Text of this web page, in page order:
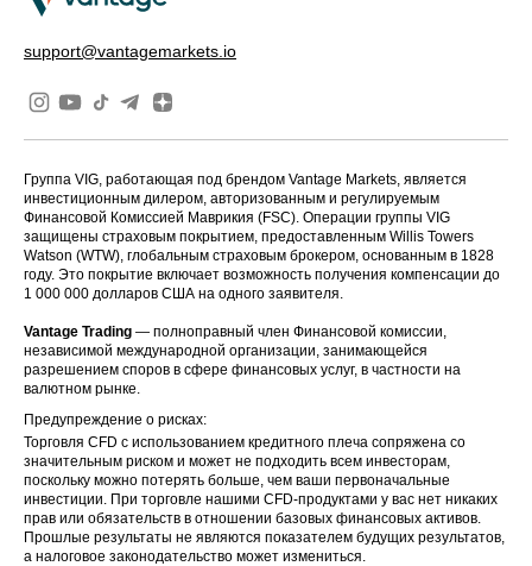
support@vantagemarkets.io
Группа VIG, работающая под брендом Vantage Markets, является
инвестиционным дилером, авторизованным и регулируемым
Финансовой Комиссией Маврикия (FSC). Операции группы VIG
защищены страховым покрытием, предоставленным Willis Towers
Watson (WTW), глобальным страховым брокером, основанным в 1828
году. Это покрытие включает возможность получения компенсации до
1 000 000 долларов США на одного заявителя.
Vantage Trading — полноправный член Финансовой комиссии,
независимой международной организации, занимающейся
разрешением споров в сфере финансовых услуг, в частности на
валютном рынке.
Предупреждение о рисках:
Торговля CFD с использованием кредитного плеча сопряжена со
значительным риском и может не подходить всем инвесторам,
поскольку можно потерять больше, чем ваши первоначальные
инвестиции. При торговле нашими CFD-продуктами у вас нет никаких
прав или обязательств в отношении базовых финансовых активов.
Прошлые результаты не являются показателем будущих результатов,
а налоговое законодательство может измениться.